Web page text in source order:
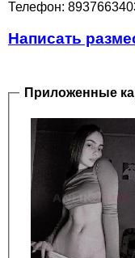
Телефон:
Написать
Приложенные